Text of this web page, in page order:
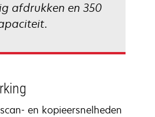
afdrukken en 350
en kopieersnelheden